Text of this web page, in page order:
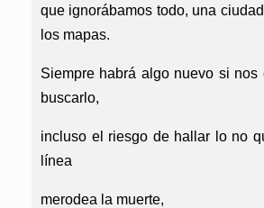
que ignorábamos todo, una
los mapas.
Siempre habrá algo nuevo si nos
buscarlo,
incluso el riesgo de hallar lo no
línea
merodea la muerte,